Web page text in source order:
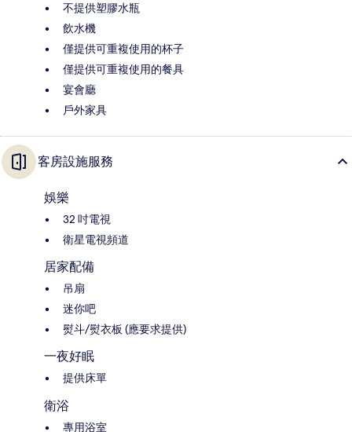
不提供塑膠水瓶
飲水機
僅提供可重複使用的杯子
僅提供可重複使用的餐具
宴會廳
戶外家具
客房設施服務
娛樂
32 吋電視
衛星電視頻道
居家配備
吊扇
迷你吧
熨斗/熨衣板 (應要求提供)
一夜好眠
提供床單
衛浴
專用浴室